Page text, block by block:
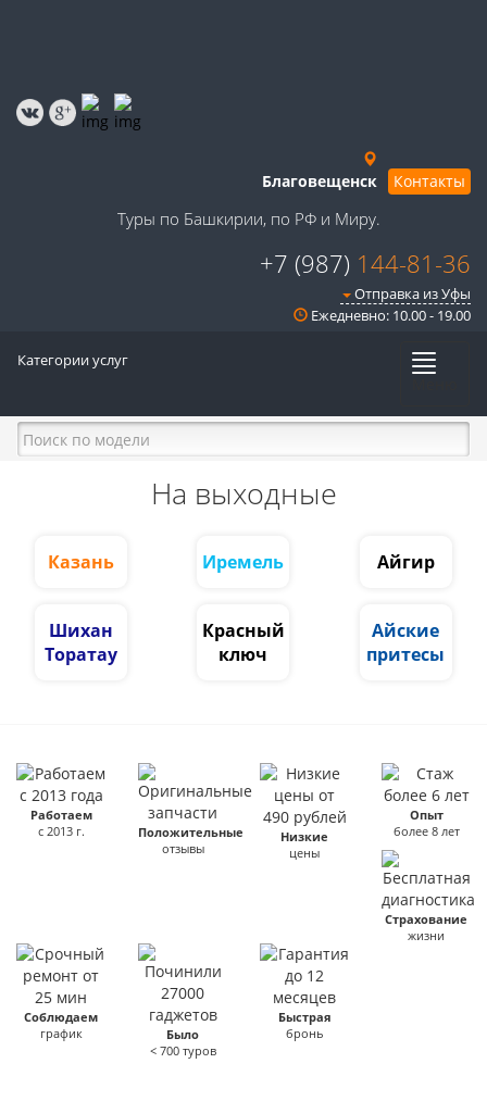
Благовещенск Контакты
Туры по Башкирии, по РФ и Миру.
+7 (987) 144-81-36
Отправка из Уфы
Ежедневно: 10.00 - 19.00
Категории услуг
На выходные
Казань Иремель Айгир
Шихан
Торатау
Красный
ключ
Айские
притесы
Работаем
с 2013 г.
Положительные
отзывы
Низкие
цены
Опыт
более 8 лет
Страхование
жизни
Соблюдаем
график
Было
< 700 туров
Быстрая
бронь